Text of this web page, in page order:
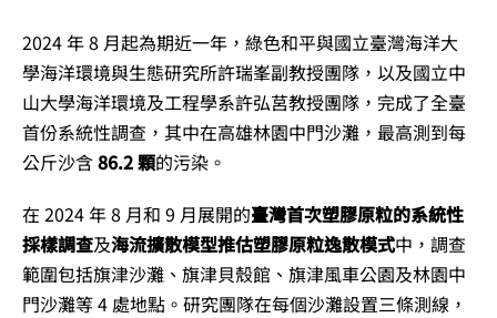
2024 年 8 月起為期近一年，綠色和平與國立臺灣海洋大
學海洋環境與生態研究所許瑞峯副教授團隊，以及國立中
山大學海洋環境及工程學系許弘莒教授團隊，完成了全臺
首份系統性調查，其中在高雄林園中門沙灘，最高測到每
公斤沙含86.2 顆的污染。
在 2024 年 8 月和 9 月展開的臺灣首次塑膠原粒的系統性
採樣調查及海流擴散模型推估塑膠原粒逸散模式中， 調查
範圍包括旗津沙灘、旗津貝殼館、旗津風車公園及林園中
門沙灘等 4 處地點。研究團隊在每個沙灘設置三條測線，